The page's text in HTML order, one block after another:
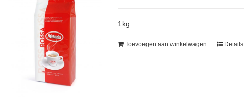
1kg
Toevoegen aan winkelwagen Details